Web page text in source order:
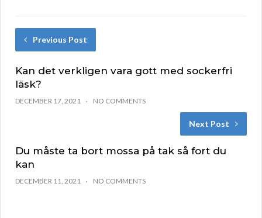
Previous Post
Kan det verkligen vara gott med sockerfri
läsk?
DECEMBER 17, 2021 NO COMMENTS
Next Post
Du måste ta bort mossa på tak så fort du
kan
DECEMBER 11, 2021 NO COMMENTS